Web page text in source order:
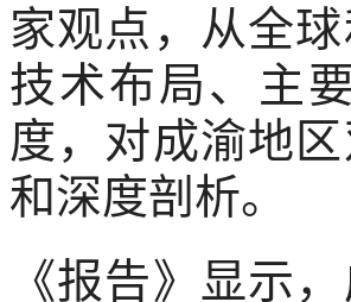
家观点，从全
技术布局、主
度，对成渝地
和深度剖析。
《报告》显示